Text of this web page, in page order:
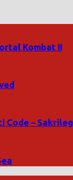
Kombat II
Code –